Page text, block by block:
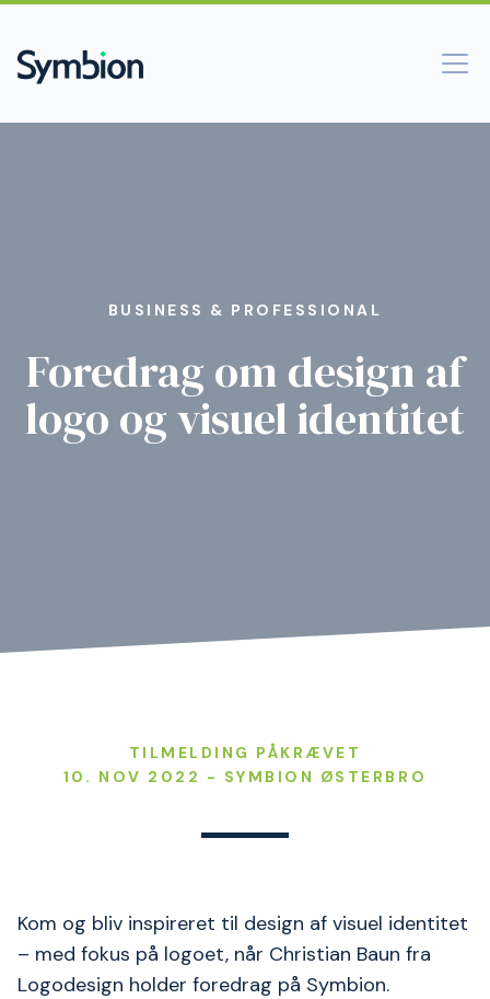
BUSINESS & PROFESSIONAL
Foredrag om design af
logo og visuel identitet
TILMELDING PÅKRÆVET
10. NOV 2022 - SYMBION ØSTERBRO
Kom og bliv inspireret til design af visuel identitet
– med fokus på logoet, når Christian Baun fra
Logodesign holder foredrag på Symbion.